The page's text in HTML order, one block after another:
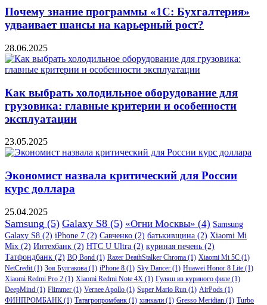
Почему знание программы «1С: Бухгалтерия»
удваивает шансы на карьерный рост?
28.06.2025
Как выбрать холодильное оборудование для
грузовика: главные критерии и особенности
эксплуатации
23.05.2025
Экономист назвала критический для России
курс доллара
25.04.2025
Samsung (5) Galaxy S8 (5) «Огни Москвы» (4) Samsung
Galaxy S8 (2) iPhone 7 (2) Савченко (2) батькивщина (2) Xiaomi Mi
Mix (2) Интехбанк (2) HTC U Ultra (2) куриная печень (2)
Татфондбанк (2) BQ Bond (1) Razer DeathStalker Chroma (1) Xiaomi Mi 5C (1)
NetCredit (1) Зоя Булгакова (1) iPhone 8 (1) Sky Dancer (1) Huawei Honor 8 Lite (1)
Xiaomi Redmi Pro 2 (1) Xiaomi Redmi Note 4X (1) Гуляш из куриного филе (1)
DeepMind (1) Flimmer (1) Vernee Apollo (1) Super Mario Run (1) AirPods (1)
ФИНПРОМБАНК (1) Татагропромбанк (1) хинкали (1) Gresso Meridian (1) Turbo